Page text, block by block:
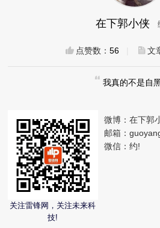
测
视
频
在下郭小侠
点赞数： 56 文
我真的不是自
关注雷锋网，关注未来科
技!
微博： 在下郭
邮箱：
微信： 约!